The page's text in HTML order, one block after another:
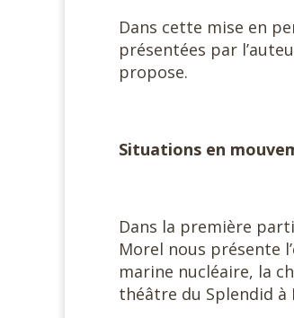
Dans cette mise en
présentées par
propose.
Situations en
Dans la première
Morel nous présente
marine nucléaire, la
théâtre du Splendid à